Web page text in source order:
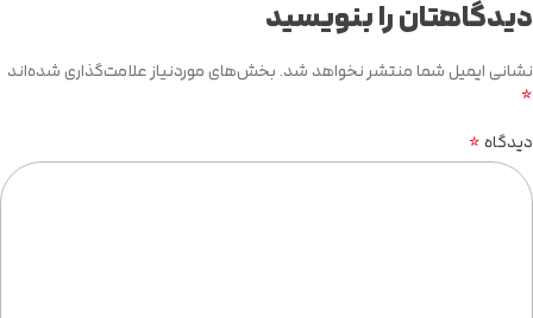
دیدگاهتان را بنویسید
نشانی ایمیل شما منتشر نخواهد شد.بخش‌های موردنیاز علامت‌گذاری شده‌اند
*
دیدگاه*